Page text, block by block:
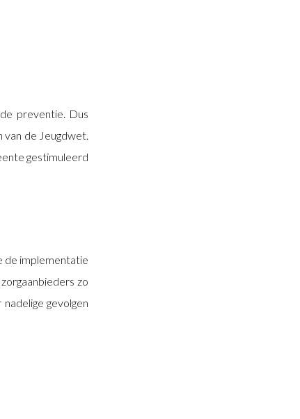
preventie. Dus
van de Jeugdwet.
gestimuleerd
de implementatie
zo
gevolgen